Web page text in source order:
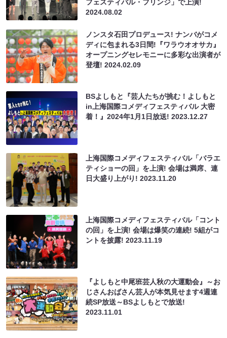
フェスティバル・フリンジ」で上演!
2024.08.02
ノンスタ石田プロデュース! ナンバがコメ
ディに包まれる3日間!『ワラウオオサカ』
オープニングセレモニーに多彩な出演者が
登壇!2024.02.09
BSよしもと『芸人たちが挑む！よしもと
in上海国際コメディフェスティバル 大密
着！』2024年1月1日放送!2023.12.27
上海国際コメディフェスティバル「バラエ
ティショーの回」を上演! 会場は満席、連
日大盛り上がり!2023.11.20
上海国際コメディフェスティバル「コント
の回」を上演! 会場は爆笑の連続! 5組がコ
ントを披露!2023.11.19
『よしもと中尾班芸人秋の大運動会』～お
じさんおばさん芸人が本気見せます4週連
続SP放送～BSよしもとで放送!
2023.11.01